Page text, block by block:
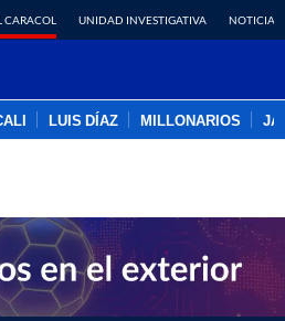
CARACOL UNIDAD INVESTIGATIVA NOTICIAS
LUIS DÍAZ MILLONARIOS